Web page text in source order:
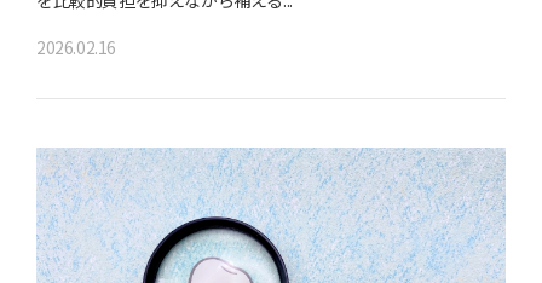
2026.02.16